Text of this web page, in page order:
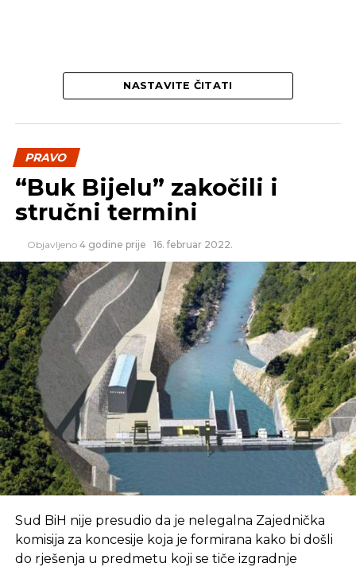
NASTAVITE ČITATI
PRAVO
“Buk Bijelu” zakočili i
stručni termini
Objavljeno 4 godine prije 16. februar 2022.
Sud BiH nije presudio da je nelegalna Zajednička
komisija za koncesije koja je formirana kako bi došli
do rješenja u predmetu koji se tiče izgradnje